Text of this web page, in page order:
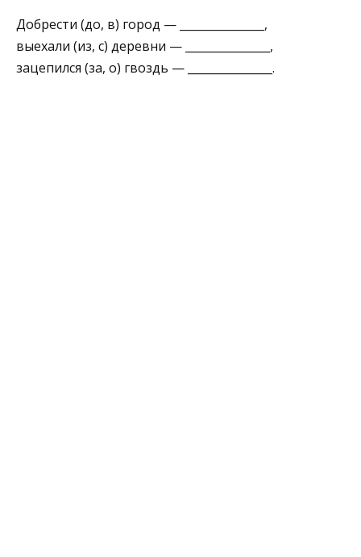
Добрести (до, в) город — _______________,
выехали (из, с) деревни — _______________,
зацепился (за, о) гвоздь — _______________.